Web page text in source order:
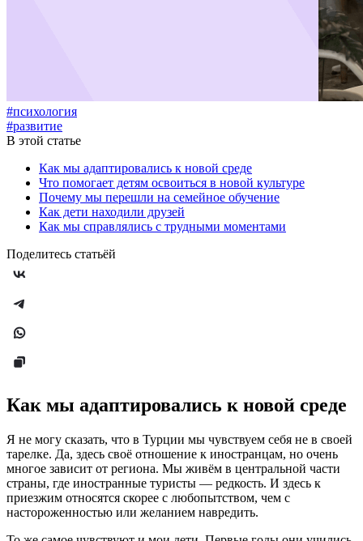
#психология
#развитие
В этой статье
Как мы адаптировались к новой среде
Что помогает детям освоиться в новой культуре
Почему мы перешли на семейное обучение
Как дети находили друзей
Как мы справлялись с трудными моментами
Поделитесь статьёй
Как мы адаптировались к новой среде
Я не могу сказать, что в Турции мы чувствуем себя не в своей
тарелке. Да, здесь своё отношение к иностранцам, но очень
многое зависит от региона. Мы живём в центральной части
страны, где иностранные туристы — редкость. И здесь к
приезжим относятся скорее с любопытством, чем с
настороженностью или желанием навредить.